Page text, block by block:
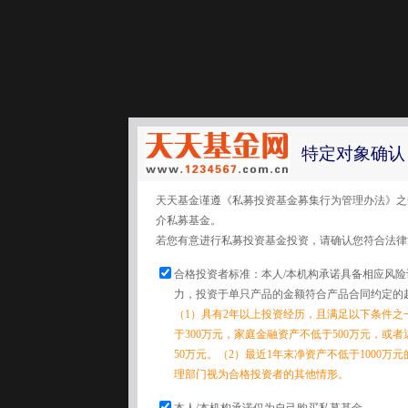
特定对象确认
天天基金谨遵《私募投资基金募集行为管理办法》
介私募基金。
若您有意进行私募投资基金投资，请确认您符合法
合格投资者标准：本人/本机构承诺具备相应风
力，投资于单只产品的金额符合产品合同约定的
（1）具有2年以上投资经历，且满足以下条件
于300万元，家庭金融资产不低于500万元，或
50万元。（2）最近1年末净资产不低于1000万
理部门视为合格投资者的其他情形。